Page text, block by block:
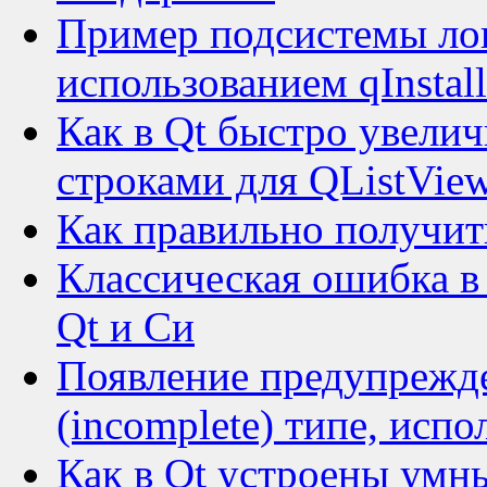
Пример подсистемы
использованием
Как в Qt быстро
строками для
Как правильно
Классическая ошибка
Qt и Си
Появление
(incomplete) типе,
Как в Qt устроены